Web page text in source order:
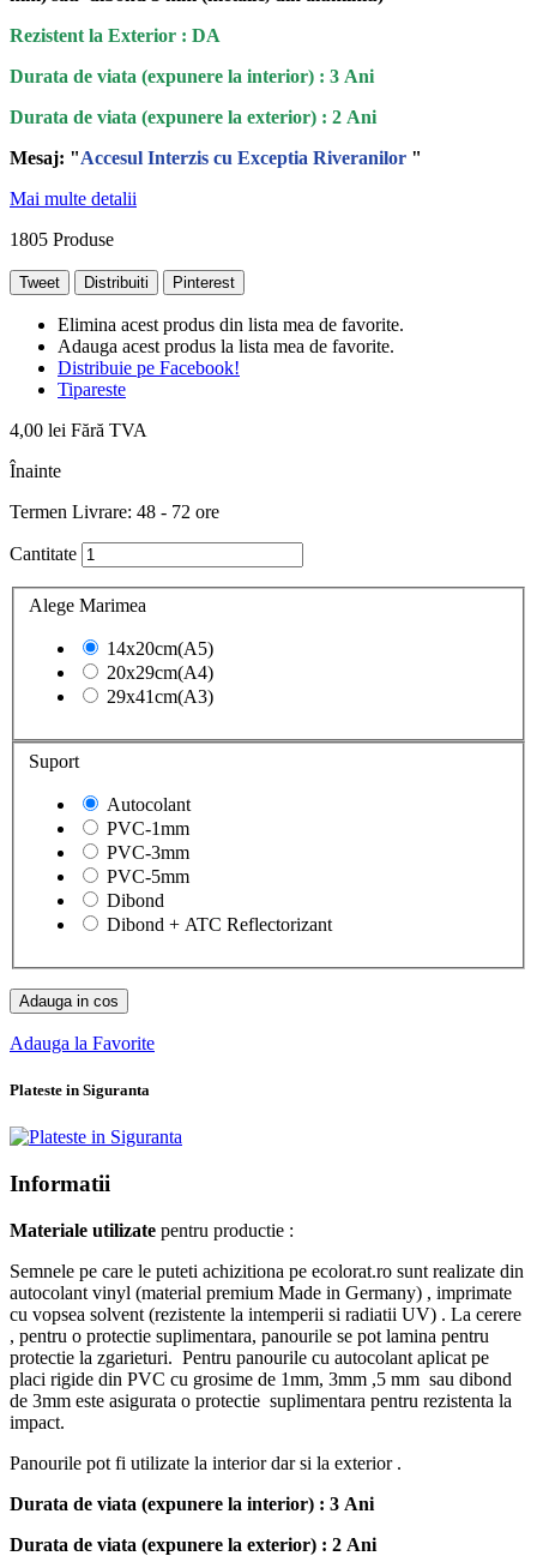
Rezistent la Exterior : DA
Durata de viata (expunere la interior) : 3 Ani
Durata de viata (expunere la exterior) : 2 Ani
Mesaj: "Accesul Interzis cu Exceptia Riveranilor "
Mai multe detalii
1805 Produse
Tweet Distribuiti Pinterest
Elimina acest produs din lista mea de favorite.
Adauga acest produs la lista mea de favorite.
Distribuie pe Facebook!
Tipareste
4,00 lei Fără TVA
Înainte
Termen Livrare: 48 - 72 ore
Cantitate
Alege Marimea
14x20cm(A5)
20x29cm(A4)
29x41cm(A3)
Suport
Autocolant
PVC-1mm
PVC-3mm
PVC-5mm
Dibond
Dibond + ATC Reflectorizant
Adauga in cos
Adauga la Favorite
Plateste in Siguranta
Informatii
Materiale utilizate pentru productie :
Semnele pe care le puteti achizitiona pe ecolorat.ro sunt realizate din
autocolant vinyl (material premium Made in Germany) , imprimate
cu vopsea solvent (rezistente la intemperii si radiatii UV) . La cerere
, pentru o protectie suplimentara, panourile se pot lamina pentru
protectie la zgarieturi. Pentru panourile cu autocolant aplicat pe
placi rigide din PVC cu grosime de 1mm, 3mm ,5 mm sau dibond
de 3mm este asigurata o protectie suplimentara pentru rezistenta la
impact.
Panourile pot fi utilizate la interior dar si la exterior .
Durata de viata (expunere la interior) : 3 Ani
Durata de viata (expunere la exterior) : 2 Ani